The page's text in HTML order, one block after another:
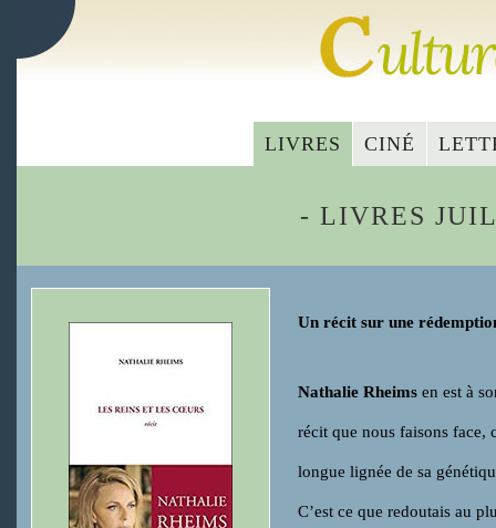
LIVRES CINÉ
- LIVRES
Un récit sur une
Nathalie Rheims en est à
récit que nous faisons face,
longue lignée de sa
C’est ce que redoutais au